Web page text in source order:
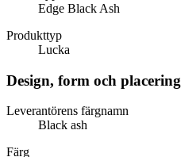
Edge Black Ash
Produkttyp
Lucka
Design, form och placering
Leverantörens färgnamn
Black ash
Färg